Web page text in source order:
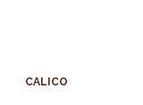
CALICO